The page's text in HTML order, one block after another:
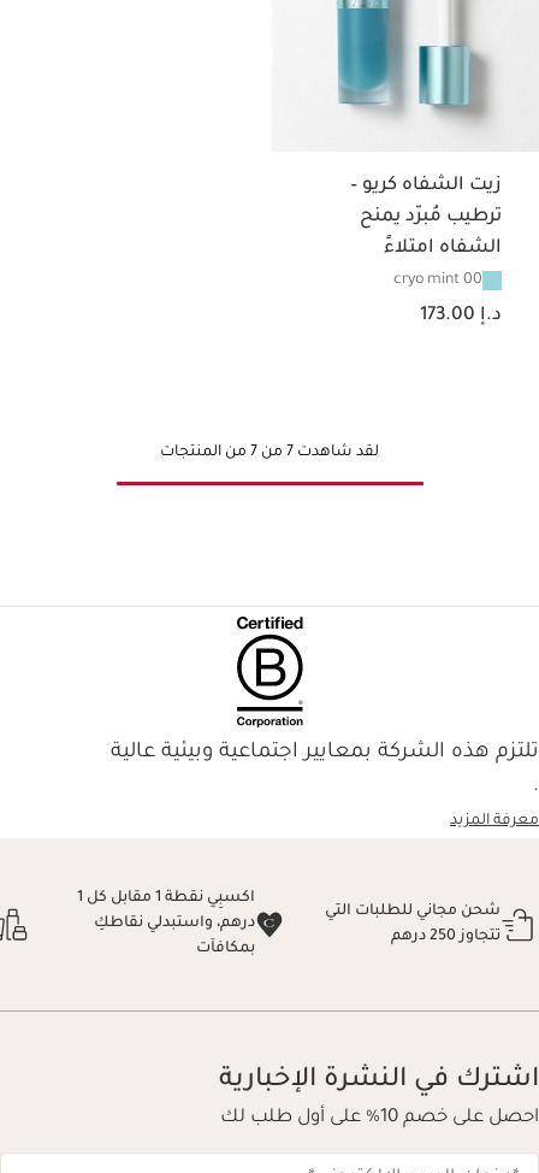
زيت الشفاه كريو –
ترطيب مُبرّد يمنح
الشفاه امتلاءً
00 cryo mint
السعر الحالي هو د.إ 173.00
د.إ 173.00
لقد شاهدت 7 من 7 من المنتجات
تلتزم هذه الشركة بمعايير اجتماعية وبيئية عالية
.
معرفة المزيد
شحن مجاني للطلبات التي
تتجاوز 250 درهم
اكسبِي نقطة 1 مقابل كل 1
درهم، واستبدلي نقاطكِ
بمكافآت
اشترك في النشرة الإخبارية
احصل على خصم 10% على أول طلب لك